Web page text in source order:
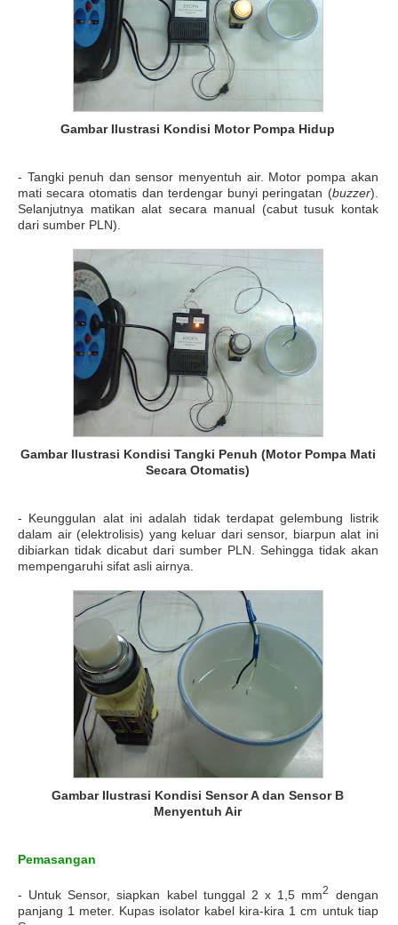
Gambar Ilustrasi Kondisi Motor Pompa Hidup
- Tangki penuh dan sensor menyentuh air. Motor pompa akan
mati secara otomatis dan terdengar bunyi peringatan (buzzer).
Selanjutnya matikan alat secara manual (cabut tusuk kontak
dari sumber PLN).
Gambar Ilustrasi Kondisi Tangki Penuh (Motor Pompa Mati
Secara Otomatis)
- Keunggulan alat ini adalah tidak terdapat gelembung listrik
dalam air (elektrolisis) yang keluar dari sensor, biarpun alat ini
dibiarkan tidak dicabut dari sumber PLN. Sehingga tidak akan
mempengaruhi sifat asli airnya.
Gambar Ilustrasi Kondisi Sensor A dan Sensor B
Menyentuh Air
Pemasangan
- Untuk Sensor, siapkan kabel tunggal 2 x 1,5 mm2
dengan
panjang 1 meter. Kupas isolator kabel kira-kira 1 cm untuk tiap